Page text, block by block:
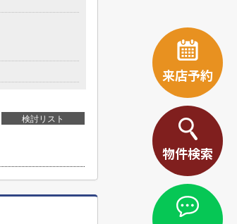
検討リスト
来店予約
物件検索